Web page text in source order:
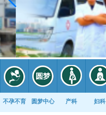
不孕不育 圆梦中心 产科 妇科